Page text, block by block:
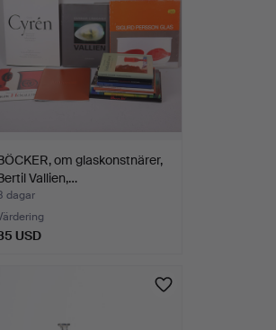
om glaskonstnärer,
Vallien,…
dagar
USD